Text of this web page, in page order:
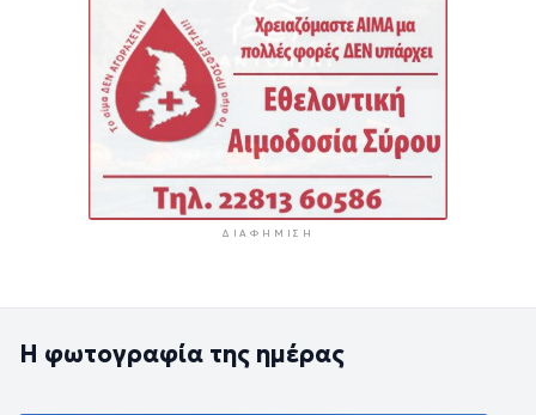
ΔΙΑΦΉΜΙΣΗ
Η φωτογραφία της ημέρας